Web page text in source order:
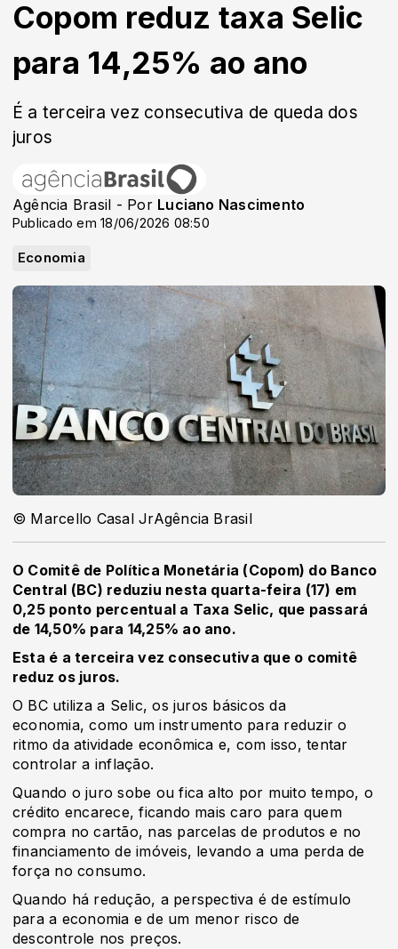
Copom reduz taxa Selic
para 14,25% ao ano
É a terceira vez consecutiva de queda dos
juros
Agência Brasil - Por Luciano Nascimento
Publicado em 18/06/2026 08:50
Economia
© Marcello Casal JrAgência Brasil
O Comitê de Política Monetária (Copom) do Banco
Central (BC) reduziu nesta quarta-feira (17) em
0,25 ponto percentual a Taxa Selic, que passará
de 14,50% para 14,25% ao ano.
Esta é a terceira vez consecutiva que o comitê
reduz os juros.
O BC utiliza a Selic, os juros básicos da
economia, como um instrumento para reduzir o
ritmo da atividade econômica e, com isso, tentar
controlar a inflação.
Quando o juro sobe ou fica alto por muito tempo, o
crédito encarece, ficando mais caro para quem
compra no cartão, nas parcelas de produtos e no
financiamento de imóveis, levando a uma perda de
força no consumo.
Quando há redução, a perspectiva é de estímulo
para a economia e de um menor risco de
descontrole nos preços.